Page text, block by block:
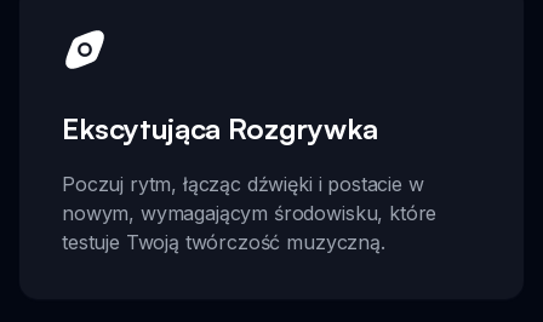
Ekscytująca Rozgrywka
Poczuj rytm, łącząc dźwięki i postacie w
nowym, wymagającym środowisku, które
testuje Twoją twórczość muzyczną.